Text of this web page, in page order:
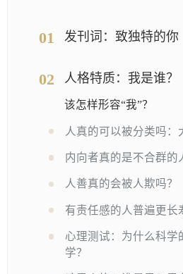
01 发刊词：致独特的你
02 人格特质：我是谁？
该怎样形容“我”？
人真的可以被分类吗：
内向者真的是不合群的
人善真的会被人欺吗？
有责任感的人普遍更长
心理测试：为什么科学
学？